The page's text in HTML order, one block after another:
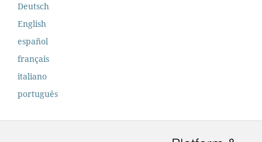
Deutsch
English
español
français
italiano
português